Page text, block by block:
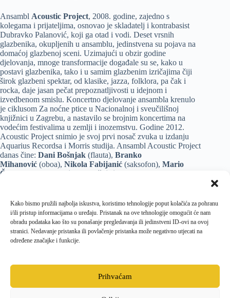
Kako bismo pružili najbolja iskustva, koristimo tehnologije poput kolačića za pohranu
i/ili pristup informacijama o uređaju. Pristanak na ove tehnologije omogućit će nam
obradu podataka kao što su ponašanje pregledavanja ili jedinstveni ID-ovi na ovoj
stranici. Nedavanje pristanka ili povlačenje pristanka može negativno utjecati na
određene značajke i funkcije.
Prihvaćam
Ansambl Acoustic Project, 2008. godine, zajedno s
kolegama i prijateljima, osnovao je skladatelj i kontrabasist
Dubravko Palanović, koji ga otad i vodi. Deset vrsnih
glazbenika, okupljenih u ansamblu, jedinstvena su pojava na
domaćoj glazbenoj sceni. Uzimajući u obzir godine
djelovanja, mnoge transformacije događale su se, kako u
postavi glazbenika, tako i u samim glazbenim izričajima čiji
širok glazbeni spektar, od klasike, jazza, folklora, pa čak i
rocka, daje jasan pečat prepoznatljivosti u idejnom i
izvedbenom smislu. Koncertno djelovanje ansambla krenulo
je ciklusom Za noćne ptice u Nacionalnoj i sveučilišnoj
knjižnici u Zagrebu, a nastavilo se brojnim koncertima na
vodećim festivalima u zemlji i inozemstvu. Godine 2012.
Acoustic Project snimio je svoj prvi nosač zvuka u izdanju
Aquarius Recordsa i Morris studija. Ansambl Acoustic Project
danas čine: Dani Bošnjak (flauta), Branko
Mihanović (oboa), Nikola Fabijanić (saksofon), Mario
Čopor
Stanislav Muškinja
Palanović(kontrabas).
Financijsku podršku ovogodišnjim Ljetnim priredbama, za
čiju se organizaciju već tradicionalno brineCentar za
kulturu Grada Krka, pružili su